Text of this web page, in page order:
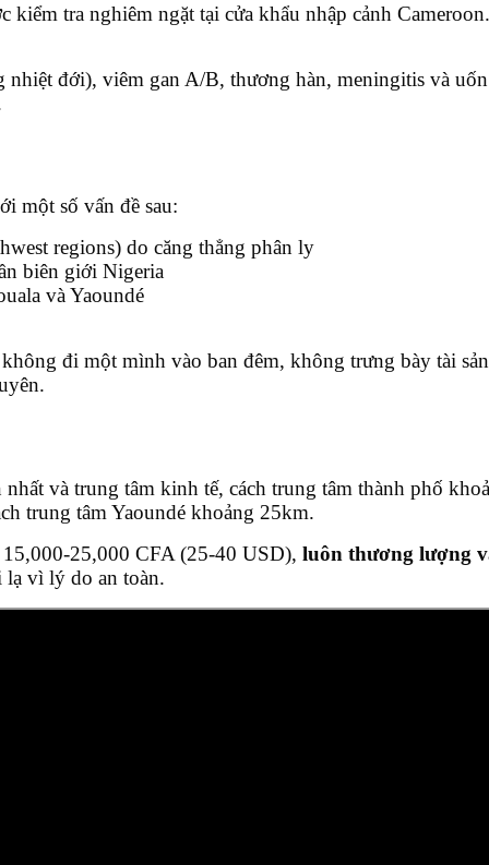
kiểm tra nghiêm ngặt tại cửa khẩu nhập cảnh
nhiệt đới), viêm gan A/B, thương hàn, meningitis và
một số vấn đề sau:
regions) do căng thẳng phân ly
biên giới Nigeria
và Yaoundé
đi một mình vào ban đêm, không trưng bày tài
nhất và trung tâm kinh tế, cách trung tâm thành phố
trung tâm Yaoundé khoảng 25km.
25,000 CFA (25-40 USD), luôn thương lượng
lạ vì lý do an toàn.